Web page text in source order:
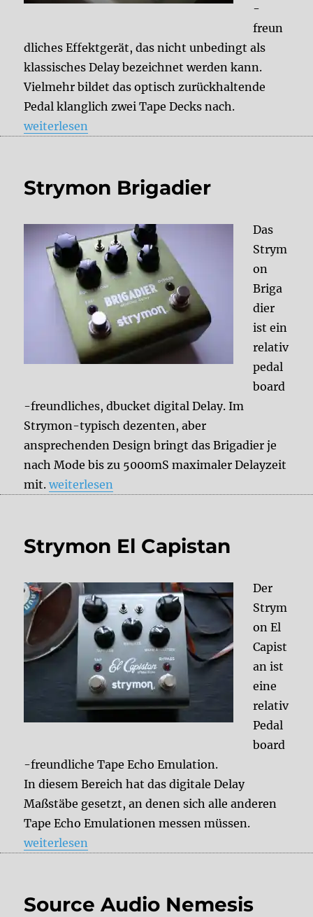
-
freun
dliches Effektgerät, das nicht unbedingt als
klassisches Delay bezeichnet werden kann.
Vielmehr bildet das optisch zurückhaltende
Pedal klanglich zwei Tape Decks nach.
„Strymon Deco“
weiterlesen
Strymon Brigadier
Das
Strym
on
Briga
dier
ist ein
relativ
pedal
board
-freundliches, dbucket digital Delay. Im
Strymon-typisch dezenten, aber
ansprechenden Design bringt das Brigadier je
nach Mode bis zu 5000mS maximaler Delayzeit
mit.„Strymon Brigadier“
weiterlesen
Strymon El Capistan
Der
Strym
on El
Capist
an ist
eine
relativ
Pedal
board
-freundliche Tape Echo Emulation.
In diesem Bereich hat das digitale Delay
Maßstäbe gesetzt, an denen sich alle anderen
Tape Echo Emulationen messen müssen.
„Strymon El Capistan“
weiterlesen
Source Audio Nemesis